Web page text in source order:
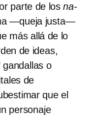
parte de losna-
—queja justa—
más allá de lo
de ideas,
gandallas o
de
que el
personaje